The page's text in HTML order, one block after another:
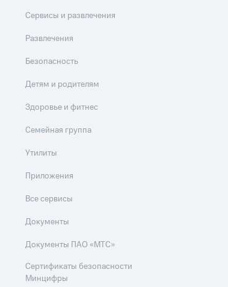
Сервисы и развлечения
Развлечения
Безопасность
Детям и родителям
Здоровье и фитнес
Семейная группа
Утилиты
Приложения
Все сервисы
Документы
Документы ПАО «МТС»
Сертификаты безопасности
Минцифры